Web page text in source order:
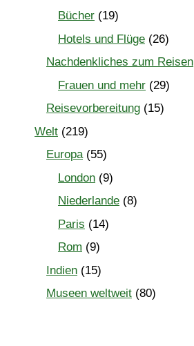
Bücher (19)
Hotels und Flüge (26)
Nachdenkliches zum Reisen
Frauen und mehr (29)
Reisevorbereitung (15)
Welt (219)
Europa(55)
London (9)
Niederlande (8)
Paris (14)
Rom (9)
Indien (15)
Museen weltweit (80)